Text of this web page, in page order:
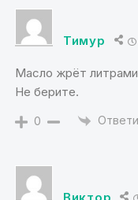
Тимур
Масло жрёт
Не берите.
0
Виктор